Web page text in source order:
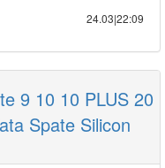
24.03|22:09
9 10 10 PLUS 20
Spate Silicon